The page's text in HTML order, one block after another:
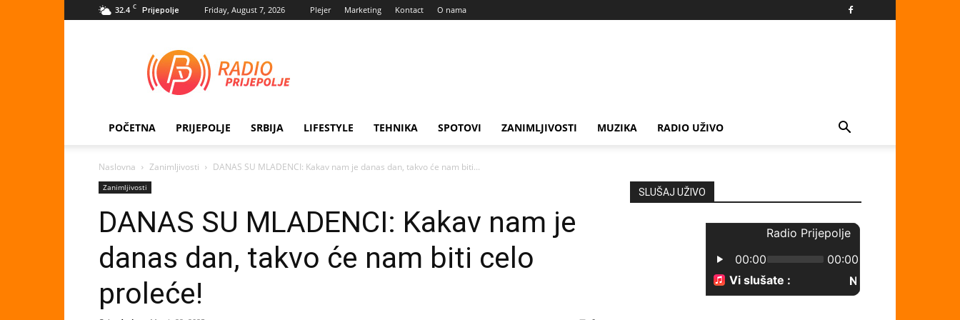
32.4 C Prijepolje Friday, August 7, 2026 Plejer Marketing Kontact O nama
Prijepolje
POČETNA PRIJEPOLJE SRBIJA LIFESTYLE TEHNIKA SPOTOVI ZANIMLJIVOSTI MUZIKA RADIO UŽIVO
Naslovna Zanimljivosti DANAS SU MLADENCI: Kakav nam je danas dan, takvo će nam biti...
Zanimljivosti
DANAS SU MLADENCI: Kakav nam je
danas dan, takvo će nam biti celo
proleće!
SLUŠAJ UŽIVO